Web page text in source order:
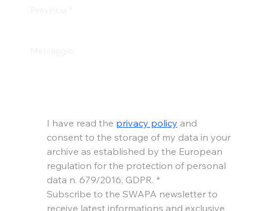
I have read the privacy policy and
consent to the storage of my data in your
archive as established by the European
regulation for the protection of personal
data n. 679/2016, GDPR. *
Subscribe to the SWAPA newsletter to
receive latest informations and exclusive